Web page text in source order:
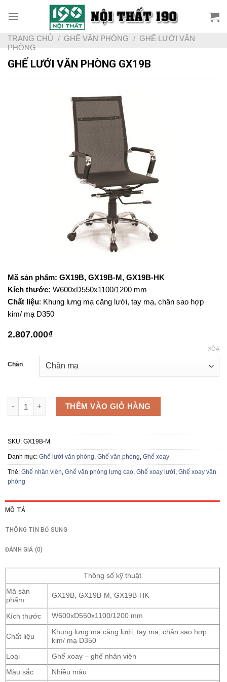
TRANG CHỦ / GHẾ VĂN PHÒNG / GHẾ LƯỚI VĂN
PHÒNG
GHẾ LƯỚI VĂN PHÒNG GX19B
Mã sản phẩm: GX19B, GX19B-M, GX19B-HK
Kích thước: W600xD550x1100/1200 mm
Chất liệu: Khung lưng mạ căng lưới, tay mạ, chân sao hợp
kim/ mạ D350
2.807.000₫
Chân
XÓA
Ghế lưới văn phòng GX19B số lượng
THÊM VÀO GIỎ HÀNG
SKU: GX19B-M
Danh mục: Ghế lưới văn phòng, Ghế văn phòng, Ghế xoay
Thẻ: Ghế nhân viên, Ghế văn phòng lưng cao, Ghế xoay lưới, Ghế xoay văn
phòng
MÔ TẢ
THÔNG TIN BỔ SUNG
ĐÁNH GIÁ (0)
Thông số kỹ thuật
Mã sản
phẩm
GX19B, GX19B-M, GX19B-HK
Kích thước W600xD550x1100/1200 mm
Chất liệu
Khung lưng mạ căng lưới, tay mạ, chân sao hợp
kim/ mạ D350
Loại Ghế xoay – ghế nhân viên
Màu sắc Nhiều màu